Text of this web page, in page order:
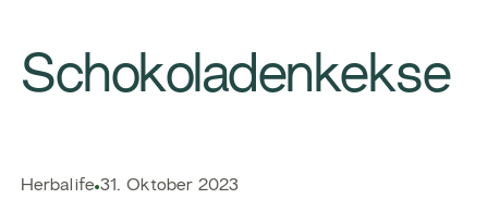
​​Schokoladenkekse​
​​Herbalife​ 31. Oktober 2023